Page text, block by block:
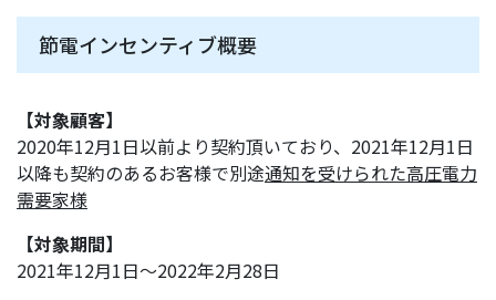
節電インセンティブ概要
【対象顧客】
2020年12月1日以前より契約頂いており、2021年12月1日
以降も契約のあるお客様で別途通知を受けられた高圧電力
需要家様
【対象期間】
2021年12月1日～2022年2月28日